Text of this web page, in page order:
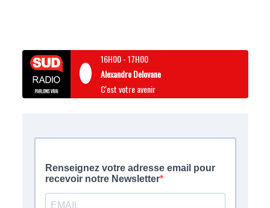
16H00-17H00
Alexandre Delovane
C'est votre avenir